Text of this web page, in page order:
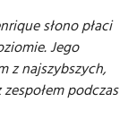
słono płaci
Jego
z najszybszych,
podczas